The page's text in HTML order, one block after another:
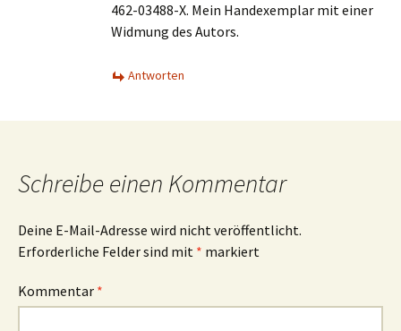
462-03488-X. Mein Handexemplar mit einer
Widmung des Autors.
Antworten
Schreibe einen Kommentar
Deine E-Mail-Adresse wird nicht veröffentlicht.
Erforderliche Felder sind mit * markiert
Kommentar *